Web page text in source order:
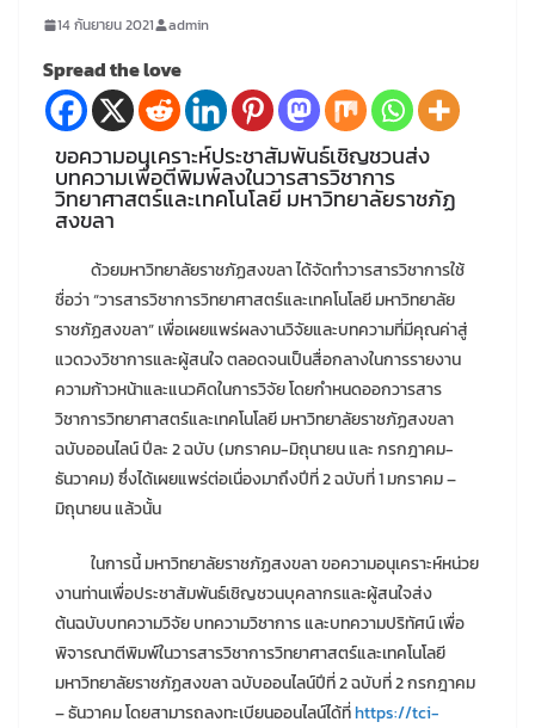
14 กันยายน 2021 admin
Spread the love
ขอความอนุเคราะห์ประชาสัมพันธ์เชิญชวนส่ง
บทความเพื่อตีพิมพ์ลงในวารสารวิชาการ
วิทยาศาสตร์และเทคโนโลยี มหาวิทยาลัยราชภัฏ
สงขลา
ด้วยมหาวิทยาลัยราชภัฏสงขลา ได้จัดทำวารสารวิชาการใช้
ชื่อว่า “วารสารวิชาการวิทยาศาสตร์และเทคโนโลยี มหาวิทยาลัย
ราชภัฏสงขลา” เพื่อเผยแพร่ผลงานวิจัยและบทความที่มีคุณค่าสู่
แวดวงวิชาการและผู้สนใจ ตลอดจนเป็นสื่อกลางในการรายงาน
ความก้าวหน้าและแนวคิดในการวิจัย โดยกำหนดออกวารสาร
วิชาการวิทยาศาสตร์และเทคโนโลยี มหาวิทยาลัยราชภัฏสงขลา
ฉบับออนไลน์ ปีละ 2 ฉบับ (มกราคม-มิถุนายน และ กรกฎาคม-
ธันวาคม) ซึ่งได้เผยแพร่ต่อเนื่องมาถึงปีที่ 2 ฉบับที่ 1 มกราคม –
มิถุนายน แล้วนั้น
ในการนี้ มหาวิทยาลัยราชภัฏสงขลา ขอความอนุเคราะห์หน่วย
งานท่านเพื่อประชาสัมพันธ์เชิญชวนบุคลากรและผู้สนใจส่ง
ต้นฉบับบทความวิจัย บทความวิชาการ และบทความปริทัศน์ เพื่อ
พิจารณาตีพิมพ์ในวารสารวิชาการวิทยาศาสตร์และเทคโนโลยี
มหาวิทยาลัยราชภัฏสงขลา ฉบับออนไลน์ปีที่ 2 ฉบับที่ 2 กรกฎาคม
– ธันวาคม โดยสามารถลงทะเบียนออนไลน์ได้ที่https://tci-